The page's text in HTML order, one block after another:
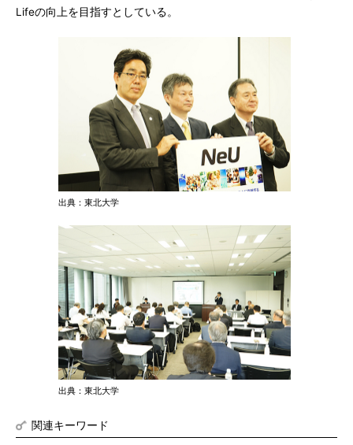
Lifeの向上を目指すとしている。
出典：東北大学
出典：東北大学
関連キーワード